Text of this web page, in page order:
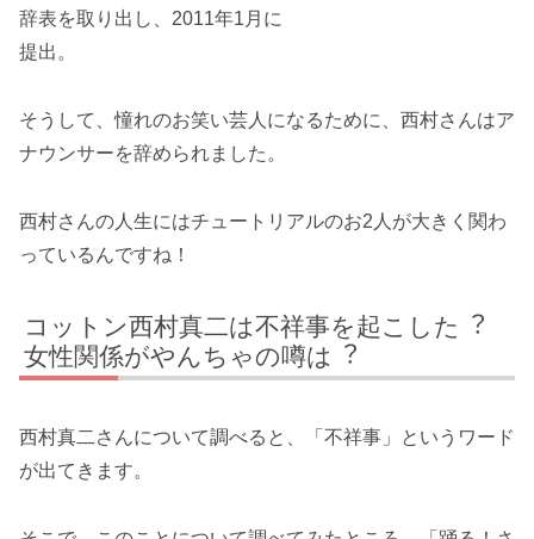
辞表を取り出し、2011年1月に
提出。
そうして、憧れのお笑い芸人になるために、西村さんはア
ナウンサーを辞められました。
西村さんの人生にはチュートリアルのお2人が大きく関わ
っているんですね！
コットン⻄村真⼆は不祥事を起こした︖
⼥性関係がやんちゃの噂は︖
西村真二さんについて調べると、「不祥事」というワード
が出てきます。